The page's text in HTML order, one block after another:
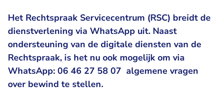
Het Rechtspraak Servicecentrum (RSC) breidt de
dienstverlening via WhatsApp uit. Naast
ondersteuning van de digitale diensten van de
Rechtspraak, is het nu ook mogelijk om via
WhatsApp: 06 46 27 58 07 algemene vragen
over bewind te stellen.